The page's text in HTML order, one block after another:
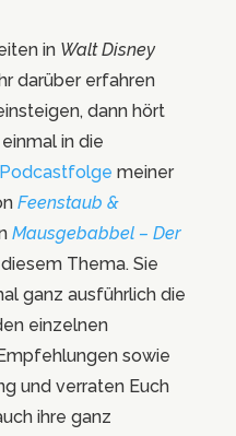
in Walt Disney
darüber erfahren
dann hört
in die
meiner
Feenstaub &
Mausgebabbel – Der
Thema. Sie
ganz ausführlich die
einzelnen
sowie
und verraten Euch
ihre ganz